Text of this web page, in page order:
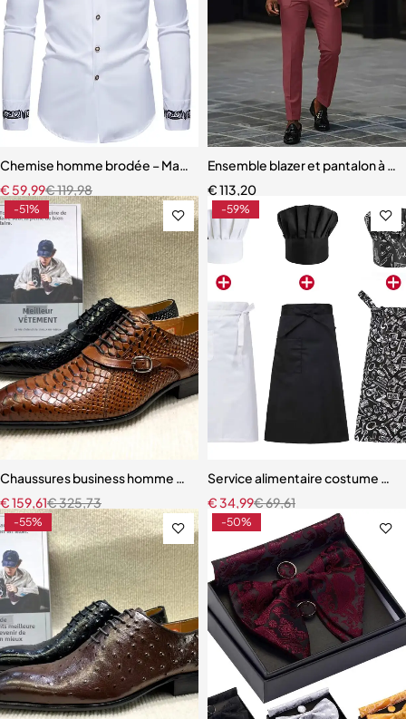
Chemise homme brodée – Manches longues, style européen et
€119,98
€ 59,99
Ensemble blazer et pantalon à
€113,20
-51%
Chaussures business homme – Style italien en cuir avec finition
€325,73
€159,61
-59%
Service alimentaire costume de
€69,61
€34,99
-55% -50%